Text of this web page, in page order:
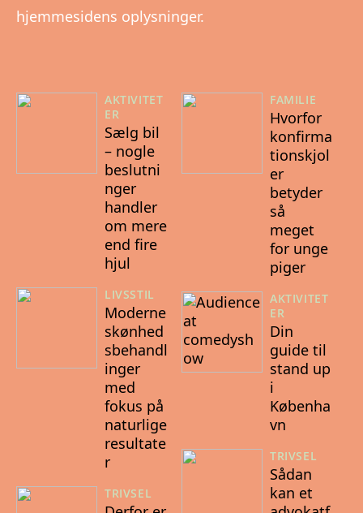
hjemmesidens oplysninger.
AKTIVITET
ER
Sælg bil
– nogle
beslutni
nger
handler
om mere
end fire
hjul
LIVSSTIL
Moderne
skønhed
sbehandl
inger
med
fokus på
naturlige
resultate
r
TRIVSEL
FAMILIE
Hvorfor
konfirma
tionskjol
er
betyder
så
meget
for unge
piger
AKTIVITET
ER
Din
guide til
stand up
i
Københa
vn
TRIVSEL
Sådan
kan et